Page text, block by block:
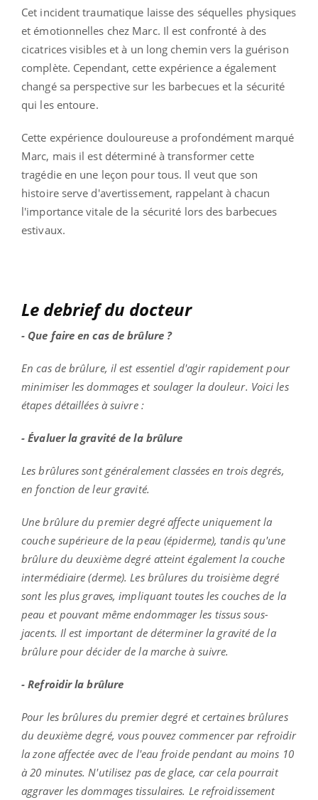
Cet incident traumatique laisse des séquelles physiques
et émotionnelles chez Marc. Il est confronté à des
cicatrices visibles et à un long chemin vers la guérison
complète. Cependant, cette expérience a également
changé sa perspective sur les barbecues et la sécurité
qui les entoure.
Cette expérience douloureuse a profondément marqué
Marc, mais il est déterminé à transformer cette
tragédie en une leçon pour tous. Il veut que son
histoire serve d'avertissement, rappelant à chacun
l'importance vitale de la sécurité lors des barbecues
estivaux.
Le debrief du docteur
- Que faire en cas de brûlure ?
En cas de brûlure, il est essentiel d'agir rapidement pour
minimiser les dommages et soulager la douleur. Voici les
étapes détaillées à suivre :
- Évaluer la gravité de la brûlure
Les brûlures sont généralement classées en trois degrés,
en fonction de leur gravité.
Une brûlure du premier degré affecte uniquement la
couche supérieure de la peau (épiderme), tandis qu'une
brûlure du deuxième degré atteint également la couche
intermédiaire (derme). Les brûlures du troisième degré
sont les plus graves, impliquant toutes les couches de la
peau et pouvant même endommager les tissus sous-
jacents. Il est important de déterminer la gravité de la
brûlure pour décider de la marche à suivre.
- Refroidir la brûlure
Pour les brûlures du premier degré et certaines brûlures
du deuxième degré, vous pouvez commencer par refroidir
la zone affectée avec de l'eau froide pendant au moins 10
à 20 minutes. N'utilisez pas de glace, car cela pourrait
aggraver les dommages tissulaires. Le refroidissement